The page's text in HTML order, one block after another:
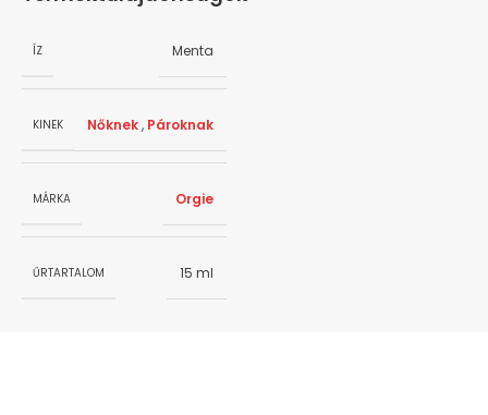
ÍZ Menta
KINEK Nőknek, Pároknak
MÁRKA Orgie
ŰRTARTALOM 15 ml